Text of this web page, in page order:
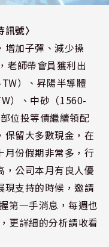
訊號〉
增加子彈、減少操
老師帶會員獲利出
）、昇陽半導體
）、中砂（1560-
位投等債繼續領配
保留大多數現金，在
月份假期非常多，行
，公司本月有良人優
現支持的時候，邀請
第一手消息，每週也
更詳細的分析請收看